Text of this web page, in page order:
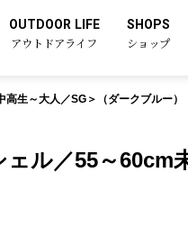
OUTDOOR LIFE
アウトドアライフ
SHOPS
ショップ
生～大人／SG＞（ダークブルー）
ル／55～60cm